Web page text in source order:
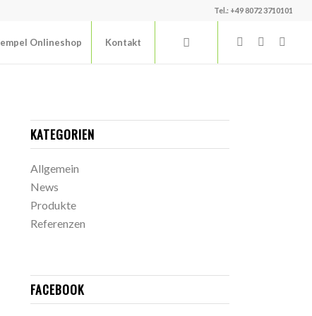
Tel.: +49 8072 3710101
Onlineshop Kontakt
KATEGORIEN
Allgemein
News
Produkte
Referenzen
FACEBOOK